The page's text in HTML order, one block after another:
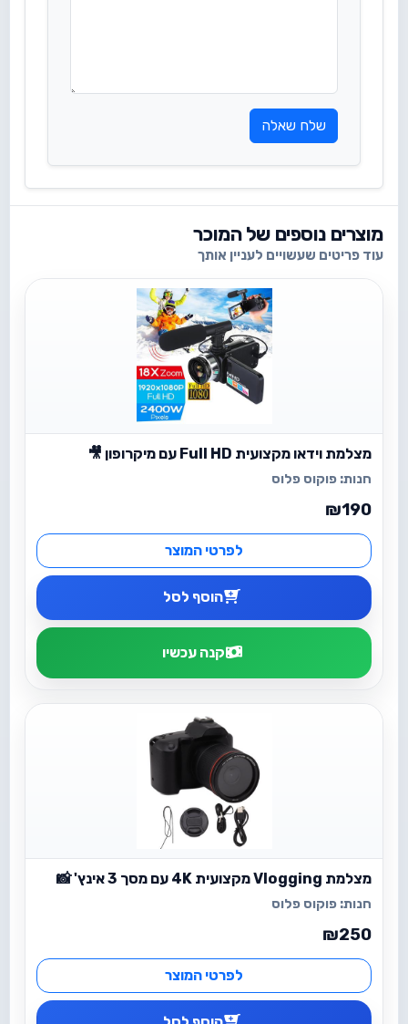
שלח שאלה
מוצרים נוספים של המוכר
עוד פריטים שעשויים לעניין אותך
מצלמת וידאו מקצועית Full HD עם מיקרופון 🎥
חנות: פוקוס פלוס
₪190
לפרטי המוצר
הוסף לסל
קנה עכשיו
מצלמת Vlogging מקצועית 4K עם מסך 3 אינץ' 📸
חנות: פוקוס פלוס
₪250
לפרטי המוצר